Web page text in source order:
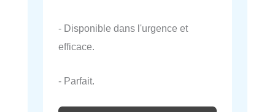
- Disponible dans l'urgence et
efficace.
- Parfait.